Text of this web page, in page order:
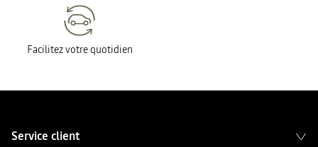
Facilitez votre quotidien
Service client